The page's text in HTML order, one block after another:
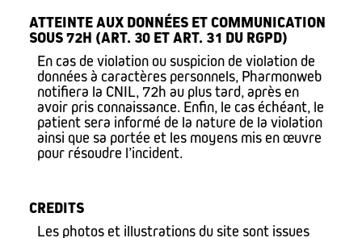
ATTEINTE AUX DONNÉES ET COMMUNICATION
SOUS 72H (ART. 30 ET ART. 31 DU RGPD)
En cas de violation ou suspicion de violation de
données à caractères personnels, Pharmonweb
notifiera la CNIL, 72h au plus tard, après en
avoir pris connaissance. Enfin, le cas échéant, le
patient sera informé de la nature de la violation
ainsi que sa portée et les moyens mis en œuvre
pour résoudre l’incident.
CREDITS
Les photos et illustrations du site sont issues